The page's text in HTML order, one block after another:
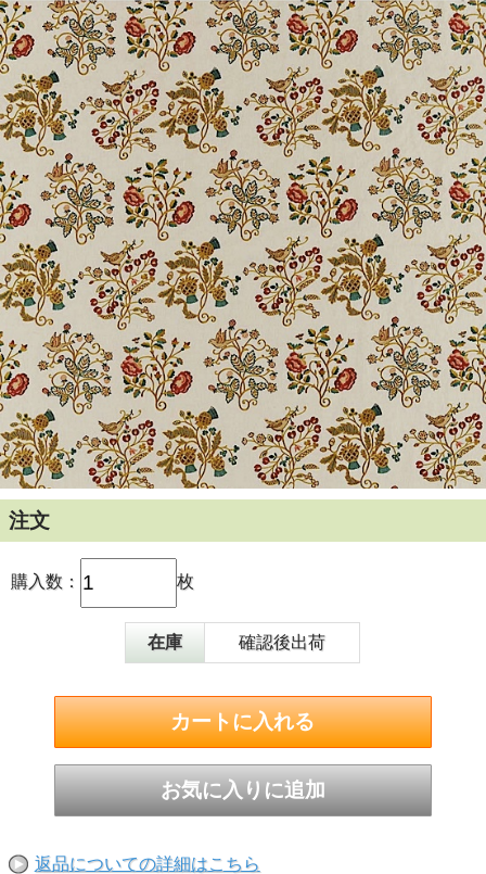
注文
購入数： 枚
在庫 確認後出荷
返品についての詳細はこちら